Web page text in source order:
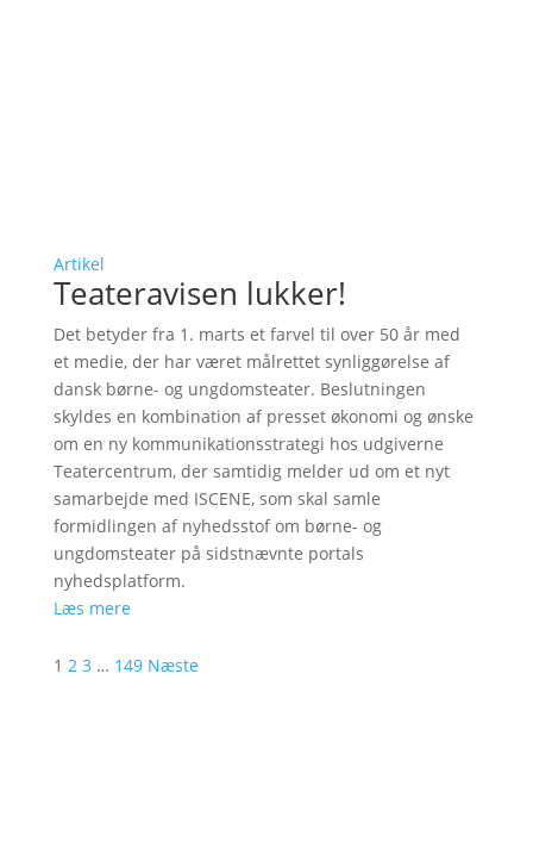
Artikel
Teateravisen lukker!
Det betyder fra 1. marts et farvel til over 50 år med
et medie, der har været målrettet synliggørelse af
dansk børne- og ungdomsteater. Beslutningen
skyldes en kombination af presset økonomi og ønske
om en ny kommunikationsstrategi hos udgiverne
Teatercentrum, der samtidig melder ud om et nyt
samarbejde med ISCENE, som skal samle
formidlingen af nyhedsstof om børne- og
ungdomsteater på sidstnævnte portals
nyhedsplatform.
Læs mere
1 2 3 … 149 Næste